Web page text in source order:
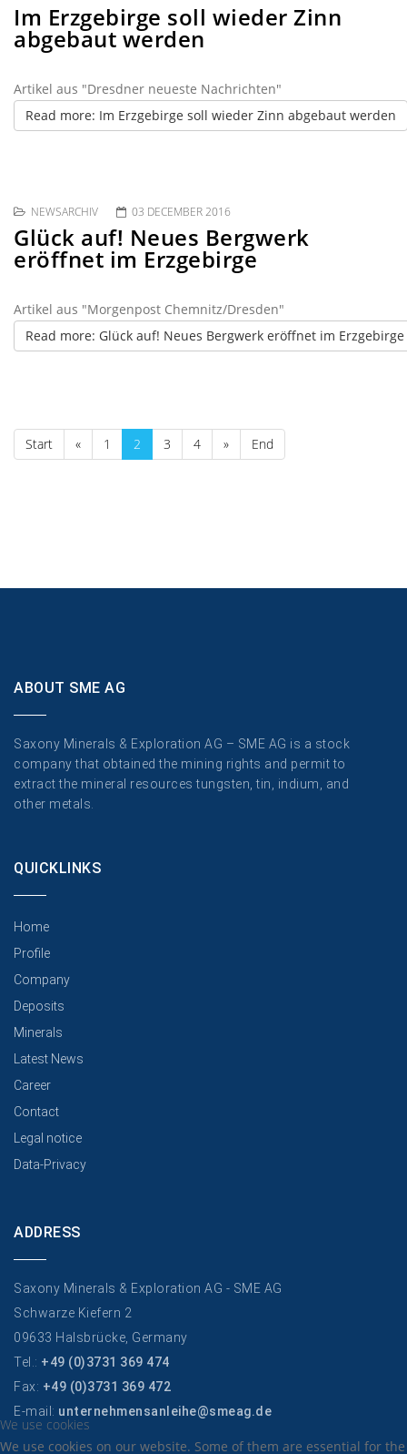
Im Erzgebirge soll wieder Zinn
abgebaut werden
Artikel aus "Dresdner neueste Nachrichten"
Read more: Im Erzgebirge soll wieder Zinn abgebaut werden
NEWSARCHIV 03 DECEMBER 2016
Glück auf! Neues Bergwerk
eröffnet im Erzgebirge
Artikel aus "Morgenpost Chemnitz/Dresden"
Read more: Glück auf! Neues Bergwerk eröffnet im Erzgebirge
Start « 1 2 3 4 » End
ABOUT SME AG
Saxony Minerals & Exploration AG – SME AG is a stock
company that obtained the mining rights and permit to
extract the mineral resources tungsten, tin, indium, and
other metals.
QUICKLINKS
Home
Profile
Company
Deposits
Minerals
Latest News
Career
Contact
Legal notice
Data-Privacy
ADDRESS
Saxony Minerals & Exploration AG - SME AG
Schwarze Kiefern 2
09633 Halsbrücke, Germany
Tel.: +49 (0)3731 369 474
Fax: +49 (0)3731 369 472
E-mail: unternehmensanleihe@smeag.de
We use cookies
We use cookies on our website. Some of them are essential for the